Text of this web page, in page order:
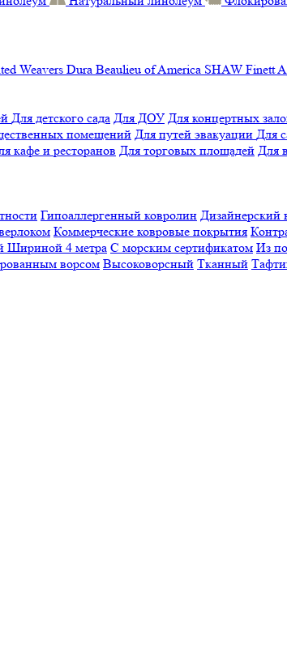
Weavers Dura Beaulieu of America SHAW Finett
Для детского сада Для ДОУ Для концертных
помещений Для путей эвакуации Для
кафе и ресторанов Для торговых площадей Для
Гипоаллергенный ковролин Дизайнерский
Коммерческие ковровые покрытия
Шириной 4 метра С морским сертификатом Из
ворсом Высоковорсный Тканный